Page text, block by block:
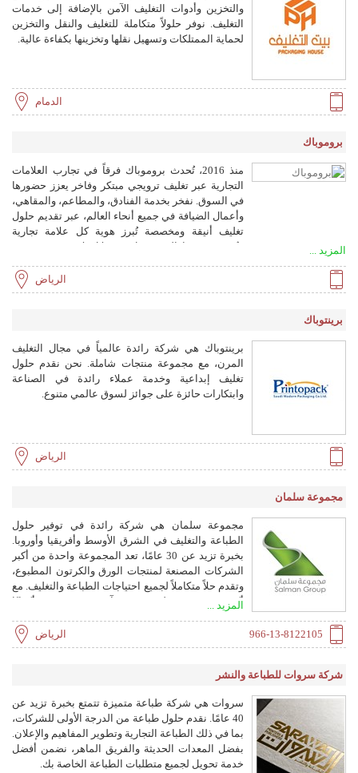
والتخزين وأدوات التغليف الآمن بالإضافة إلى خدمات
التغليف. نوفر حلولاً متكاملة للتغليف والنقل والتخزين
لحماية الممتلكات وتسهيل نقلها وتخزينها بكفاءة عالية.
الدمام
بروموباك
منذ 2016، تُحدث بروموباك فرقاً في تجارب العلامات
التجارية عبر تغليف ترويجي مبتكر وفاخر يعزز حضورها
في السوق. نفخر بخدمة الفنادق، والمطاعم، والمقاهي،
وأعمال الضيافة في جميع أنحاء العالم، عبر تقديم حلول
تغليف أنيقة ومخصصة تُبرز هوية كل علامة تجارية
وتُسعد ضيوفها. اليوم نعمل من خلال ثلاثة فروع تقع في
المزيد ...
الرياض
برينتوباك
برينتوباك هي شركة رائدة عالمياً في مجال التغليف
المرن، مع مجموعة منتجات شاملة. نحن نقدم حلول
تغليف إبداعية وخدمة عملاء رائدة في الصناعة
وابتكارات حائزة على جوائز لسوق عالمي متنوع.
الرياض
مجموعة سلمان
مجموعة سلمان هي شركة رائدة في توفير حلول
الطباعة والتغليف في الشرق الأوسط وأفريقيا وأوروبا.
بخبرة تزيد عن 30 عامًا، تعد المجموعة واحدة من أكبر
الشركات المصنعة لمنتجات الورق والكرتون المطبوع،
وتقدم حلاً متكاملاً لجميع احتياجات الطباعة والتغليف. مع
أكثر من 700 موظف و5 منشآت تصنيعية، تنتج أكوابًا
المزيد ...
966-13-8122105 الرياض
شركة سروات للطباعة والنشر
سروات هي شركة طباعة متميزة تتمتع بخبرة تزيد عن
40 عامًا. نقدم حلول طباعة من الدرجة الأولى للشركات،
بما في ذلك الطباعة التجارية وتطوير المفاهيم والإعلان.
بفضل المعدات الحديثة والفريق الماهر، نضمن أفضل
خدمة تحويل لجميع متطلبات الطباعة الخاصة بك.